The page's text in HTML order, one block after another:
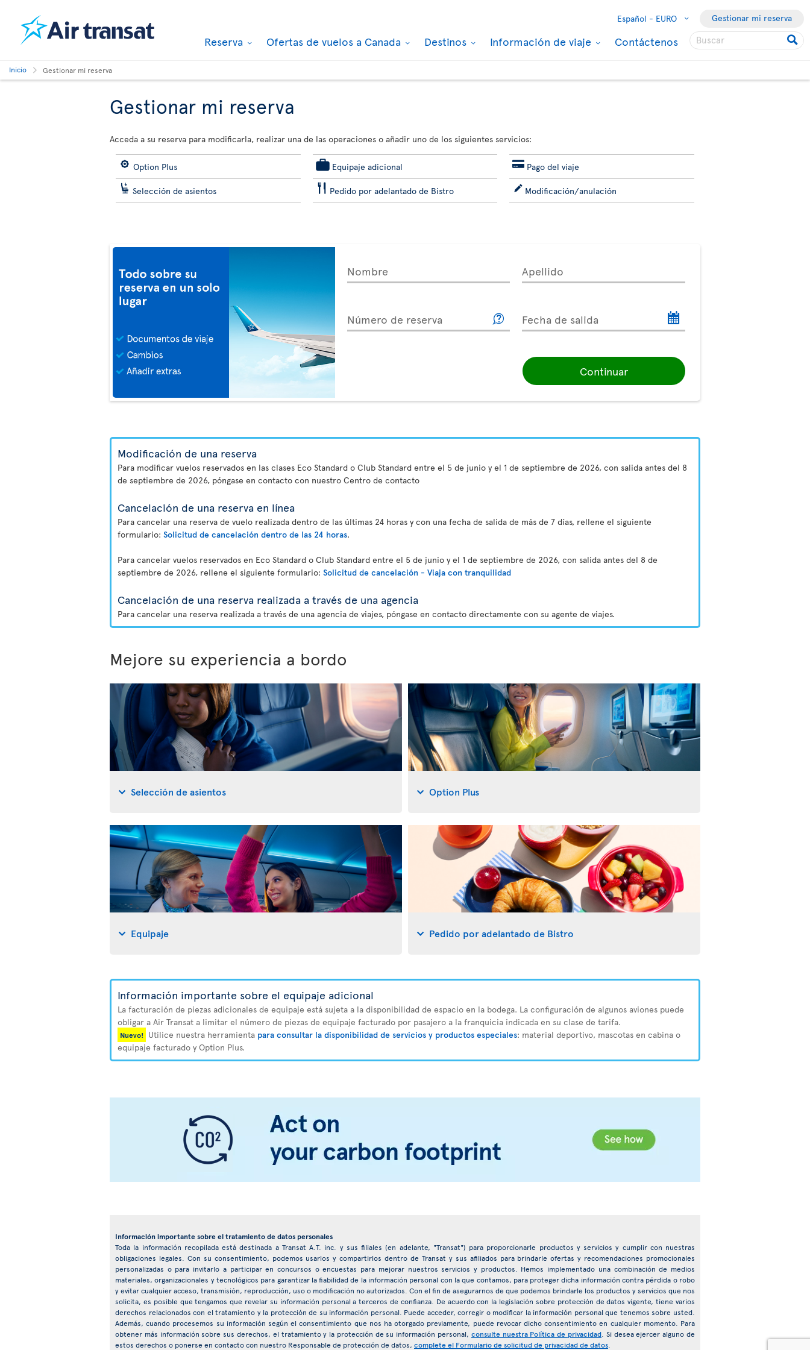
Español - EURO Gestionar mi reserva
Reserva Ofertas de vuelos a Canada Destinos Información de viaje Contáctenos
Inicio Gestionar mi reserva
Gestionar mi reserva
Acceda a su reserva para modificarla, realizar una de las operaciones o añadir uno de los siguientes servicios:
Option Plus Equipaje adicional Pago del viaje
Selección de asientos Pedido por adelantado de Bistro Modificación/anulación
Nombre Apellido
Número de reserva Fecha de salida
Continuar
Modificación de una reserva
Para modificar vuelos reservados en las clases Eco Standard o Club Standard entre el 5 de junio y el 1 de septiembre de 2026, con salida antes del 8
de septiembre de 2026, póngase en contacto con nuestro Centro de contacto
Cancelación de una reserva en línea
Para cancelar una reserva de vuelo realizada dentro de las últimas 24 horas y con una fecha de salida de más de 7 días, rellene el siguiente
formulario: Solicitud de cancelación dentro de las 24 horas.
Para cancelar vuelos reservados en Eco Standard o Club Standard entre el 5 de junio y el 1 de septiembre de 2026, con salida antes del 8 de
septiembre de 2026, rellene el siguiente formulario: Solicitud de cancelación - Viaja con tranquilidad
Cancelación de una reserva realizada a través de una agencia
Para cancelar una reserva realizada a través de una agencia de viajes, póngase en contacto directamente con su agente de viajes.
Mejore su experiencia a bordo
Selección de asientos Option Plus
Equipaje Pedido por adelantado de Bistro
Información importante sobre el equipaje adicional
La facturación de piezas adicionales de equipaje está sujeta a la disponibilidad de espacio en la bodega. La configuración de algunos aviones puede
obligar a Air Transat a limitar el número de piezas de equipaje facturado por pasajero a la franquicia indicada en su clase de tarifa.
Nuevo! Utilice nuestra herramienta para consultar la disponibilidad de servicios y productos especiales: material deportivo, mascotas en cabina o
equipaje facturado y Option Plus.
Información importante sobre el tratamiento de datos personales
Toda la información recopilada está destinada a Transat A.T. inc. y sus filiales (en adelante, "Transat") para proporcionarle productos y servicios y cumplir con nuestras
obligaciones legales. Con su consentimiento, podemos usarlos y compartirlos dentro de Transat y sus afiliados para brindarle ofertas y recomendaciones promocionales
personalizadas o para invitarlo a participar en concursos o encuestas para mejorar nuestros servicios y productos. Hemos implementado una combinación de medios
materiales, organizacionales y tecnológicos para garantizar la fiabilidad de la información personal con la que contamos, para proteger dicha información contra pérdida o robo
y evitar cualquier acceso, transmisión, reproducción, uso o modificación no autorizados. Con el fin de asegurarnos de que podemos brindarle los productos y servicios que nos
solicita, es posible que tengamos que revelar su información personal a terceros de confianza. De acuerdo con la legislación sobre protección de datos vigente, tiene varios
derechos relacionados con el tratamiento y la protección de su información personal. Puede acceder, corregir o modificar la información personal que tenemos sobre usted.
Además, cuando procesemos su información según el consentimiento que nos ha otorgado previamente, puede revocar dicho consentimiento en cualquier momento. Para
obtener más información sobre sus derechos, el tratamiento y la protección de su información personal, consulte nuestra Política de privacidad . Si desea ejercer alguno de
estos derechos o ponerse en contacto con nuestro Responsable de protección de datos, complete el Formulario de solicitud de privacidad de datos